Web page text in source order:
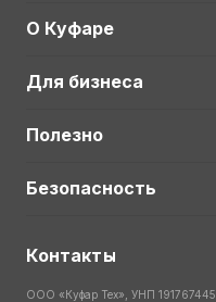
О Куфаре
Для бизнеса
Полезно
Безопасность
Контакты
ООО «Куфар Тех», УНП 191767445